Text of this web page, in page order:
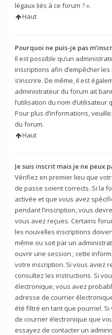
légaux liés à ce forum ? ».
Haut
Pourquoi ne puis-je pas
Il est possible qu’un
inscriptions afin d’empêcher
s’inscrire. De même, il est
administrateur du forum ait
l’utilisation du nom
Pour plus d’informations,
du forum.
Haut
Je suis inscrit mais je ne peux
Vérifiez en premier lieu que
de passe soient corrects. Si la
activée et que vous avez
pendant l’inscription, vous
vous avez reçues. Certains
les nouvelles inscriptions
même ou soit par un
ouvrir une session ; cette
votre inscription. Si vous aviez
consultez les instructions. Si
électronique, vous avez
adresse de courrier
été filtré en tant que pourriel. Si
de courrier électronique que
essayez de contacter un